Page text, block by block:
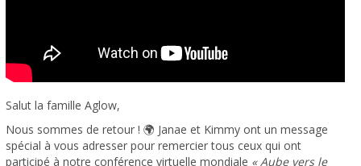
Salut la famille Aglow,
Nous sommes de retour ! 🌍 Janae et Kimmy ont un message
spécial à vous adresser pour remercier tous ceux qui ont
participé à notre conférence virtuelle mondiale « Aube vers le